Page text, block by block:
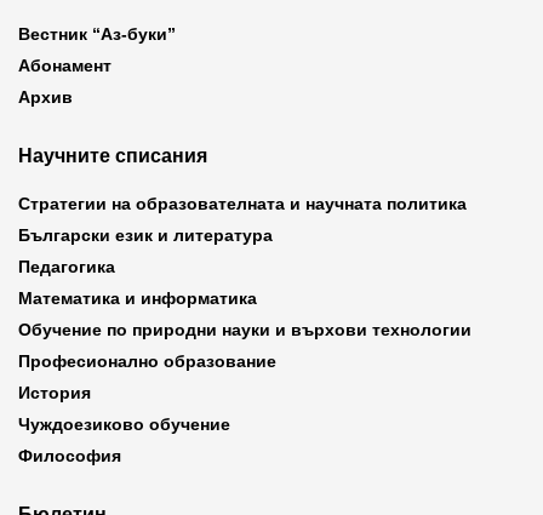
Вестник “Аз-буки”
Абонамент
Архив
Научните списания
Стратегии на образователната и научната политика
Български език и литература
Педагогика
Математика и информатика
Обучение по природни науки и върхови технологии
Професионално образование
История
Чуждоезиково обучение
Философия